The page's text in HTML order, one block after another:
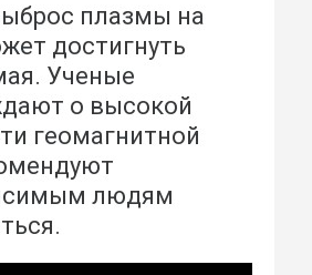
плазмы на
достигнуть
Ученые
о высокой
геомагнитной
людям